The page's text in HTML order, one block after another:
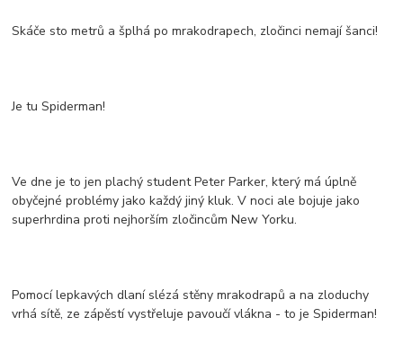
Skáče sto metrů a šplhá po mrakodrapech, zločinci nemají šanci!
Je tu Spiderman!
Ve dne je to jen plachý student Peter Parker, který má úplně
obyčejné problémy jako každý jiný kluk. V noci ale bojuje jako
superhrdina proti nejhorším zločincům New Yorku.
Pomocí lepkavých dlaní slézá stěny mrakodrapů a na zloduchy
vrhá sítě, ze zápěstí vystřeluje pavoučí vlákna - to je Spiderman!